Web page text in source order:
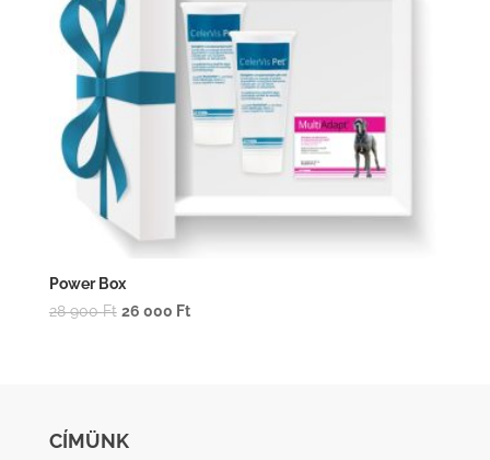
Power Box
28 900Ft Original
26 000 FtCurrent
CÍMÜNK